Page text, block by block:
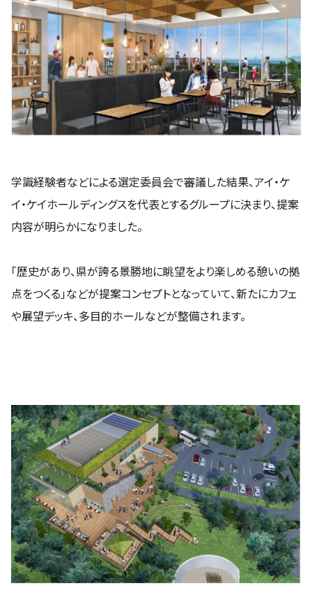
学識経験者などによる選定委員会で審議した結果、アイ・ケ
イ・ケイホールディングスを代表とするグループに決まり、提案
内容が明らかになりました。
「歴史があり、県が誇る景勝地に眺望をより楽しめる憩いの拠
点をつくる」などが提案コンセプトとなっていて、新たにカフェ
や展望デッキ、多目的ホールなどが整備されます。